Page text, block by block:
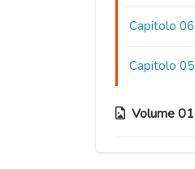
Capitolo 06
Capitolo 05
Volume 01